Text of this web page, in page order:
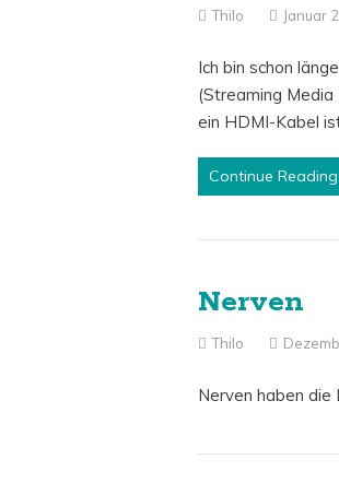
Thilo Januar
Ich bin schon
(Streaming Media
ein HDMI-Kabel
Continue
Nerven
Thilo
Nerven haben die